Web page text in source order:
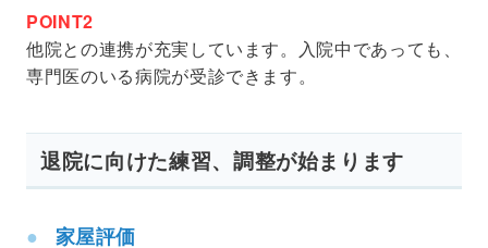
POINT2
他院との連携が充実しています。入院中であっても、
専門医のいる病院が受診できます。
退院に向けた練習、調整が始まります
家屋評価